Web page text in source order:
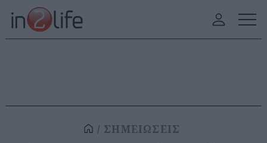
ΣΗΜΕΙΩΣΕΙΣ